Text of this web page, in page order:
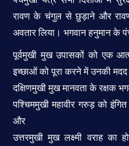
रावण के चंगुल से छुड़ाने और
अवतार लिया। भगवान हनुमान के
पूर्वमुखी मुख उपासकों को एक
इच्छाओं को पूरा करने में उनकी मदद
दक्षिणमुखी मुख मानवता के रक्षक
पश्चिममुखी महावीर गरुड़ को
और
उत्तरमुखी मुख लक्ष्मी वराह